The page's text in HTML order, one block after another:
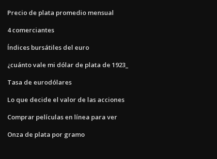
Precio de plata promedio mensual
4 comerciantes
Índices bursátiles del euro
¿cuánto vale mi dólar de plata de 1923_
Tasa de eurodólares
Lo que decide el valor de las acciones
Comprar películas en línea para ver
Onza de plata por gramo